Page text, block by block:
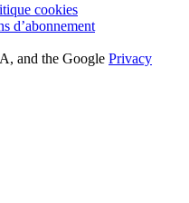
cookies
d’abonnement
and the Google Privacy